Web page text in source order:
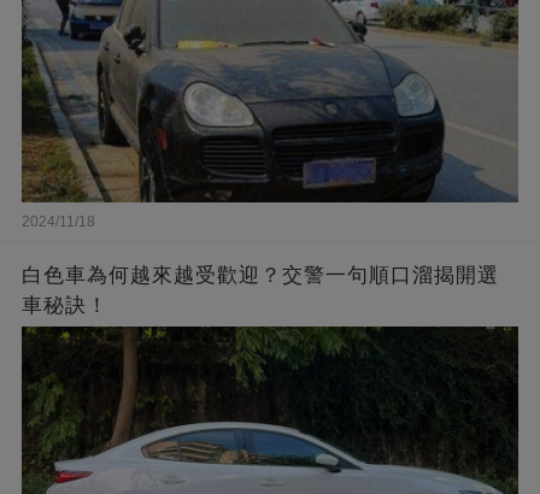
2024/11/18
白色車為何越來越受歡迎？交警一句順口溜揭開選
車秘訣！